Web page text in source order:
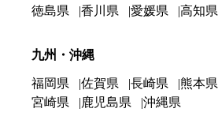
徳島県
香川県 愛媛県 高知県
九州・沖縄
福岡県 佐賀県 長崎県 熊本県
宮崎県
鹿児島県 沖縄県